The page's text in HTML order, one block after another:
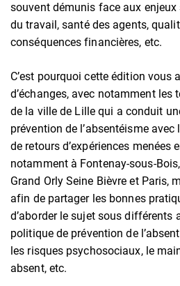
souvent démunis face aux
du travail, santé des agents,
conséquences financières, etc.
C’est pourquoi cette édition vous
d’échanges, avec notamment les
de la ville de Lille qui a conduit
prévention de l’absentéisme
de retours d’expériences menées
notamment à Fontenay-sous-
Grand Orly Seine Bièvre et Paris,
afin de partager les bonnes
d’aborder le sujet sous différents
politique de prévention de
les risques psychosociaux, le
absent, etc.